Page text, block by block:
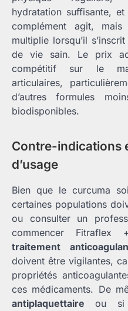
hydratation suffisante,
complément agit,
multiplie lorsqu’il
de vie sain. Le prix
compétitif sur le
articulaires,
d’autres formules
biodisponibles.
Contre-indications
d’usage
Bien que le curcuma
certaines populations
ou consulter un
commencer
traitement
doivent être vigilantes,
propriétés
ces médicaments. De
antiplaquettaire ou si